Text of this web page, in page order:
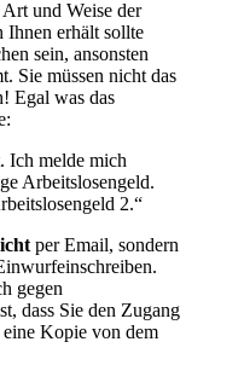
und Weise der
Ihnen erhält sollte
sein, ansonsten
Sie müssen nicht das
Egal was das
Ich melde mich
Arbeitslosengeld.
2.“
per Email, sondern
gegen
dass Sie den Zugang
Kopie von dem